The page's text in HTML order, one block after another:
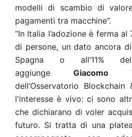
modelli di scambio di
pagamenti tra macchine”.
“In Italia l’adozione è ferma
di persone, un dato ancora
Spagna o all’11%
aggiungeGiacomo
dell’Osservatorio
l'interesse è vivo: ci sono
che dichiarano di voler
futuro. Si tratta di una